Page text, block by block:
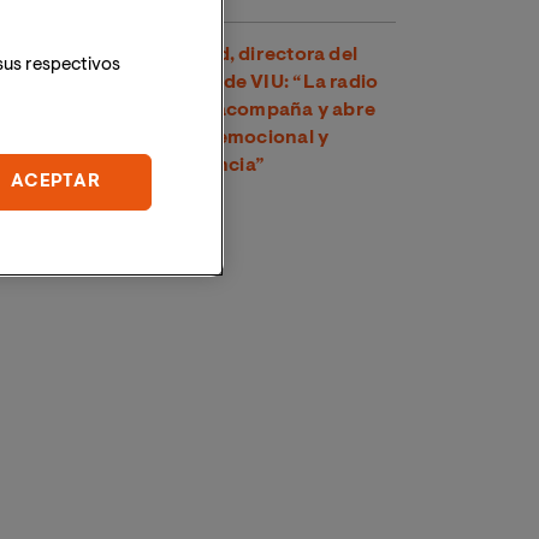
Dra. Amparo Suay Madrid, directora del
Grado en Comunicación de VIU: “La radio
es una voz cercana que acompaña y abre
un espacio de conexión emocional y
psicológica con la audiencia”
respectivos
ACEPTAR